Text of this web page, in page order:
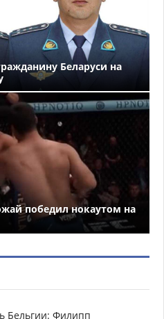
Беларуси на
победил нокаутом на
Бельгии: Филипп